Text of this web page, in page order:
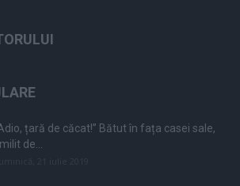
țară de căcat!” Bătut în fața casei sale,
de...